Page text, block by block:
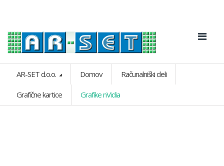
AR-SET d.o.o. Domov Računalniški deli
Grafične kartice Grafike nVidia